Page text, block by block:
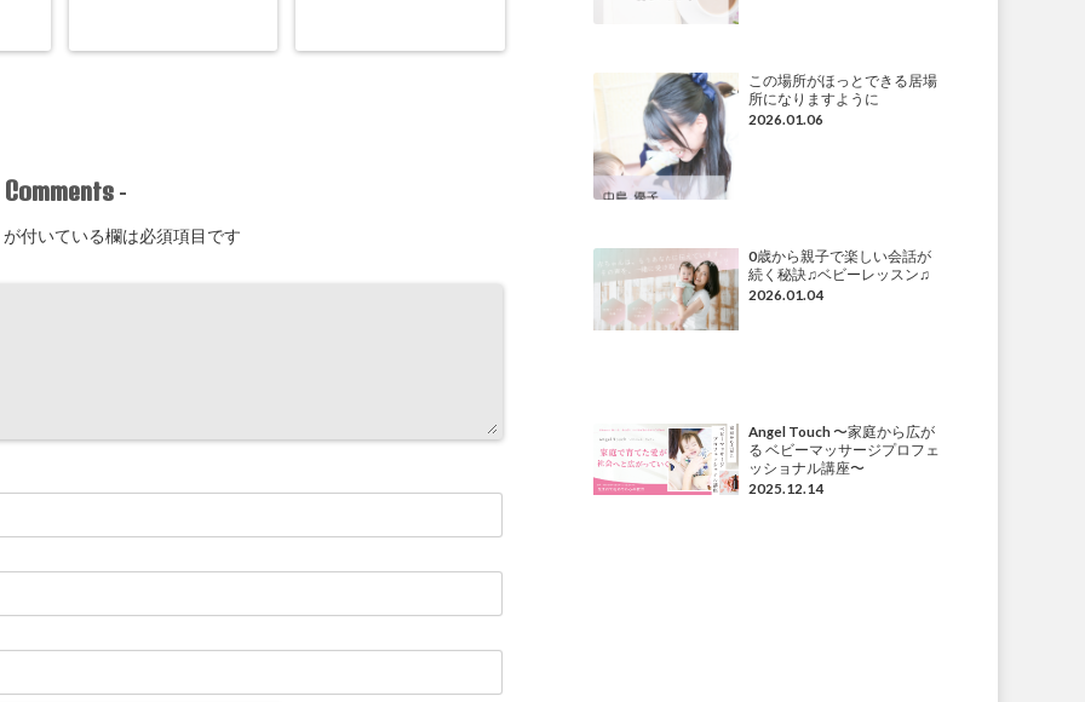
Comments -
が付いている欄は必須項目です
この場所がほっとできる居場
所になりますように
2026.01.06
0歳から親子で楽しい会話が
続く秘訣♫ベビーレッスン♫
2026.01.04
Angel Touch 〜家庭から広が
る ベビーマッサージプロフェ
ッショナル講座〜
2025.12.14